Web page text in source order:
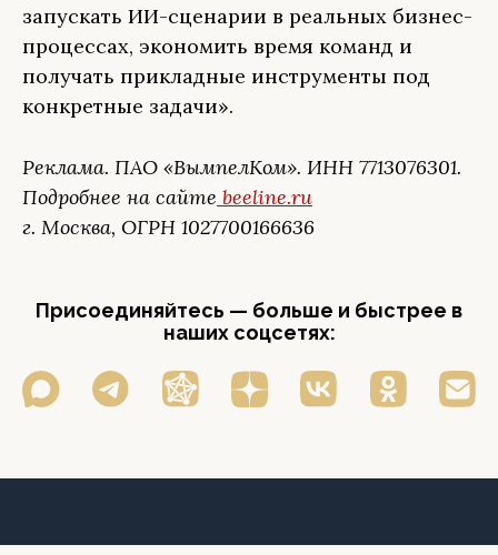
запускать ИИ-сценарии в реальных бизнес-
процессах, экономить время команд и
получать прикладные инструменты под
конкретные задачи».
Реклама. ПАО «ВымпелКом». ИНН 7713076301.
Подробнее на сайте beeline.ru
г. Москва, ОГРН 1027700166636
Присоединяйтесь — больше и быстрее в
наших соцсетях: